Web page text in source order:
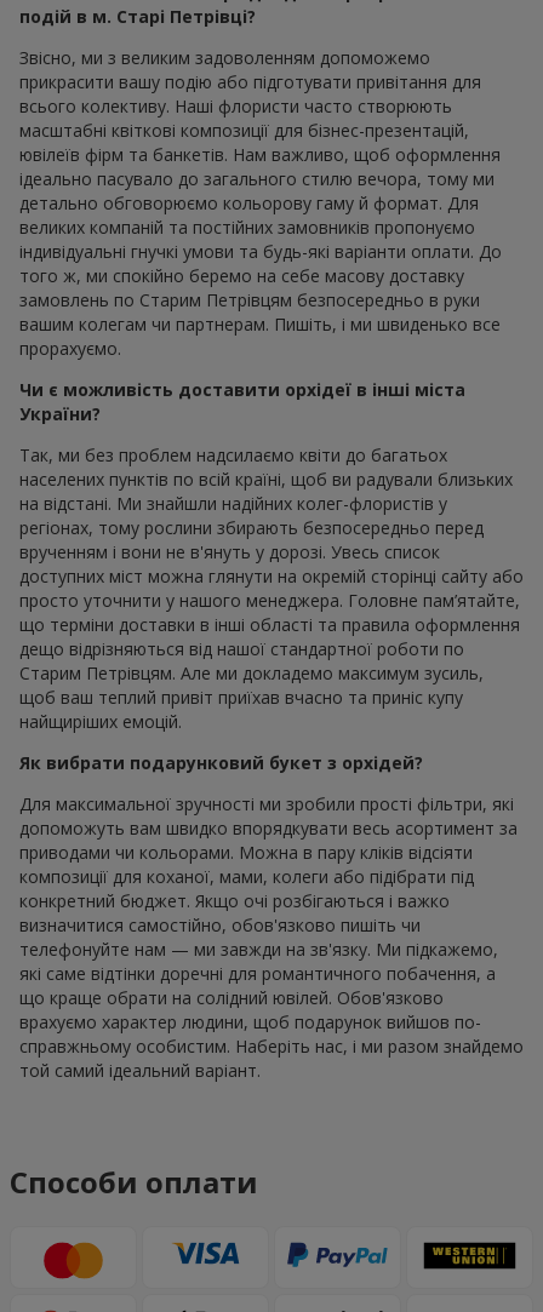
подій в м. Старі Петрівці?
Звісно, ми з великим задоволенням допоможемо
прикрасити вашу подію або підготувати привітання для
всього колективу. Наші флористи часто створюють
масштабні квіткові композиції для бізнес-презентацій,
ювілеїв фірм та банкетів. Нам важливо, щоб оформлення
ідеально пасувало до загального стилю вечора, тому ми
детально обговорюємо кольорову гаму й формат. Для
великих компаній та постійних замовників пропонуємо
індивідуальні гнучкі умови та будь-які варіанти оплати. До
того ж, ми спокійно беремо на себе масову доставку
замовлень по Старим Петрівцям безпосередньо в руки
вашим колегам чи партнерам. Пишіть, і ми швиденько все
прорахуємо.
Чи є можливість доставити орхідеї в інші міста
України?
Так, ми без проблем надсилаємо квіти до багатьох
населених пунктів по всій країні, щоб ви радували близьких
на відстані. Ми знайшли надійних колег-флористів у
регіонах, тому рослини збирають безпосередньо перед
врученням і вони не в'януть у дорозі. Увесь список
доступних міст можна глянути на окремій сторінці сайту або
просто уточнити у нашого менеджера. Головне пам’ятайте,
що терміни доставки в інші області та правила оформлення
дещо відрізняються від нашої стандартної роботи по
Старим Петрівцям. Але ми докладемо максимум зусиль,
щоб ваш теплий привіт приїхав вчасно та приніс купу
найщиріших емоцій.
Як вибрати подарунковий букет з орхідей?
Для максимальної зручності ми зробили прості фільтри, які
допоможуть вам швидко впорядкувати весь асортимент за
приводами чи кольорами. Можна в пару кліків відсіяти
композиції для коханої, мами, колеги або підібрати під
конкретний бюджет. Якщо очі розбігаються і важко
визначитися самостійно, обов'язково пишіть чи
телефонуйте нам — ми завжди на зв'язку. Ми підкажемо,
які саме відтінки доречні для романтичного побачення, а
що краще обрати на солідний ювілей. Обов'язково
врахуємо характер людини, щоб подарунок вийшов по-
справжньому особистим. Наберіть нас, і ми разом знайдемо
той самий ідеальний варіант.
Способи оплати